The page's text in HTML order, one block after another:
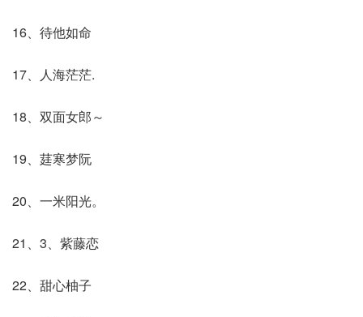
16、待他如命
17、人海茫茫.
18、双面女郎～
19、莛寒梦阮
20、一米阳光。
21、3、紫藤恋
22、甜心柚子